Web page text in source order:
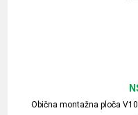
Obična montažna ploča